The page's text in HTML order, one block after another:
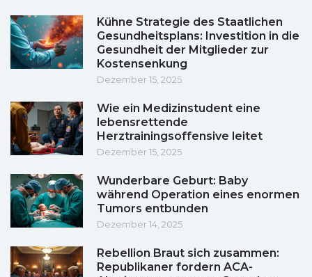
Kühne Strategie des Staatlichen
Gesundheitsplans: Investition in die
Gesundheit der Mitglieder zur
Kostensenkung
Dezember 15, 2025
Wie ein Medizinstudent eine
lebensrettende
Herztrainingsoffensive leitet
Dezember 15, 2025
Wunderbare Geburt: Baby
während Operation eines enormen
Tumors entbunden
Dezember 14, 2025
Rebellion Braut sich zusammen:
Republikaner fordern ACA-